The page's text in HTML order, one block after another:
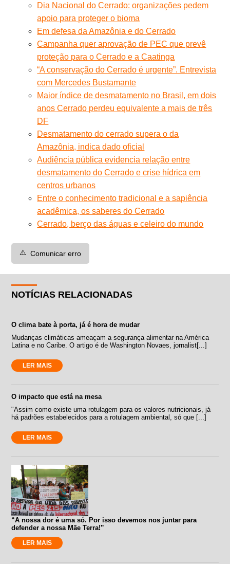
Dia Nacional do Cerrado: organizações pedem
apoio para proteger o bioma
Em defesa da Amazônia e do Cerrado
Campanha quer aprovação de PEC que prevê
proteção para o Cerrado e a Caatinga
“A conservação do Cerrado é urgente”. Entrevista
com Mercedes Bustamante
Maior índice de desmatamento no Brasil, em dois
anos Cerrado perdeu equivalente a mais de três
DF
Desmatamento do cerrado supera o da
Amazônia, indica dado oficial
Audiência pública evidencia relação entre
desmatamento do Cerrado e crise hídrica em
centros urbanos
Entre o conhecimento tradicional e a sapiência
acadêmica, os saberes do Cerrado
Cerrado, berço das águas e celeiro do mundo
⚠️ Comunicar erro
NOTÍCIAS RELACIONADAS
O clima bate à porta, já é hora de mudar
Mudanças climáticas ameaçam a segurança alimentar na América
Latina e no Caribe. O artigo é de Washington Novaes, jornalist[...]
LER MAIS
O impacto que está na mesa
"Assim como existe uma rotulagem para os valores nutricionais, já
há padrões estabelecidos para a rotulagem ambiental, só que [...]
LER MAIS
“A nossa dor é uma só. Por isso devemos nos juntar para
defender a nossa Mãe Terra!”
LER MAIS